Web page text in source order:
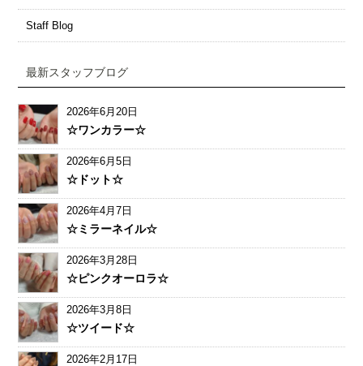
Staff Blog
最新スタッフブログ
2026年6月20日
☆ワンカラー☆
2026年6月5日
☆ドット☆
2026年4月7日
☆ミラーネイル☆
2026年3月28日
☆ピンクオーロラ☆
2026年3月8日
☆ツイード☆
2026年2月17日